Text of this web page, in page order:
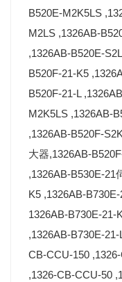
B520E-M2K5LS
M2LS ,1326AB-
,1326AB-B520E-
B520F-21-K5
B520F-21-L
M2K5LS ,1326AB-
,1326AB-B520F-
大器,1326AB-
,1326AB-B530E-21
K5 ,1326AB-
1326AB-B730E-21-
,1326AB-B730E-
CB-CCU-150
,1326-CB-CCU-50